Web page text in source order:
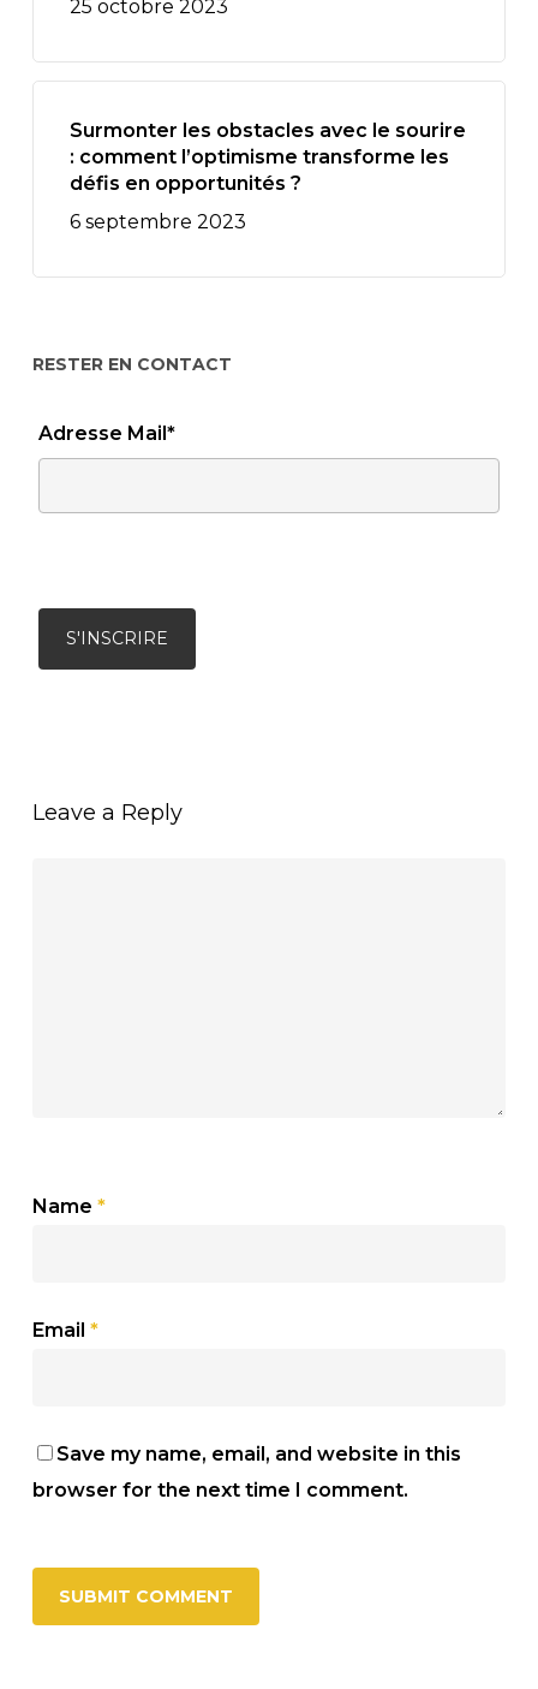
25 octobre 2023
Surmonter les obstacles avec le sourire
: comment l’optimisme transforme les
défis en opportunités ?
6 septembre 2023
RESTER EN CONTACT
Adresse Mail*
Leave a Reply
Name *
Email *
Save my name, email, and website in this
browser for the next time I comment.